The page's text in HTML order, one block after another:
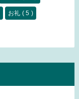
お礼 ( 5 )